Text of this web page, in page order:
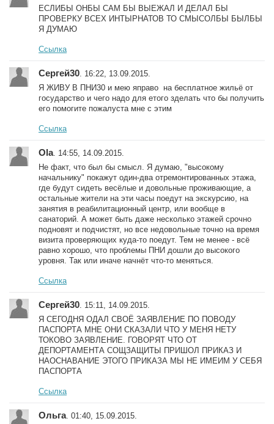
ЕСЛИБЫ ОНБЫ САМ БЫ ВЫЕЖАЛ И ДЕЛАЛ БЫ
ПРОВЕРКУ ВСЕХ ИНТЫРНАТОВ ТО СМЫСОЛБЫ БЫЛБЫ
Я ДУМАЮ
Ссылка
Сергей30 . 16:22, 13.09.2015.
Я ЖИВУ В ПНИ30 и мею яправо на бесплатное жильё от
государство и чего надо для етого зделать что бы получить
его помогите пожалуста мне с этим
Ссылка
Ola. 14:55, 14.09.2015.
Не факт, что был бы смысл. Я думаю, "высокому
начальнику" покажут один-два отремонтированных этажа,
где будут сидеть весёлые и довольные проживающие, а
остальные жители на эти часы поедут на экскурсию, на
занятия в реабилитационный центр, или вообще в
санаторий. А может быть даже несколько этажей срочно
подновят и подчистят, но все недовольные точно на время
визита проверяющих куда-то поедут. Тем не менее - всё
равно хорошо, что проблемы ПНИ дошли до высокого
уровня. Так или иначе начнёт что-то меняться.
Ссылка
Сергей30 . 15:11, 14.09.2015.
Я СЕГОДНЯ ОДАЛ СВОЁ ЗАЯВЛЕНИЕ ПО ПОВОДУ
ПАСПОРТА МНЕ ОНИ СКАЗАЛИ ЧТО У МЕНЯ НЕТУ
ТОКОВО ЗАЯВЛЕНИЕ. ГОВОРЯТ ЧТО ОТ
ДЕПОРТАМЕНТА СОЩЗАЩИТЫ ПРИШОЛ ПРИКАЗ И
НАОСНАВАНИЕ ЭТОГО ПРИКАЗА МЫ НЕ ИМЕИМ У СЕБЯ
ПАСПОРТА
Ссылка
Ольга. 01:40, 15.09.2015.